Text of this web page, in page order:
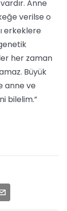
Anne
verilse o
erkeklere
her zaman
Büyük
anne ve
bilelim.”